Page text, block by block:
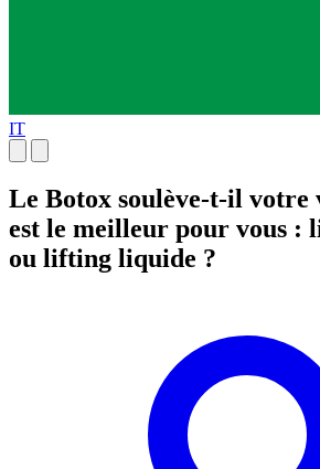
IT
Le Botox soulève-t-il votre
est le meilleur pour vous :
ou lifting liquide ?